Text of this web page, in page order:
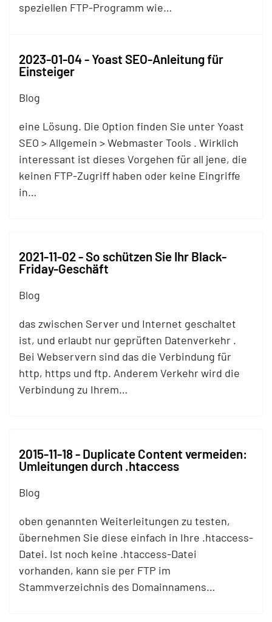
speziellen FTP-Programm wie…
2023-01-04 - Yoast SEO-Anleitung für
Einsteiger
Blog
eine Lösung. Die Option finden Sie unter Yoast
SEO > Allgemein > Webmaster Tools . Wirklich
interessant ist dieses Vorgehen für all jene, die
keinen FTP-Zugriff haben oder keine Eingriffe
in…
2021-11-02 - So schützen Sie Ihr Black-
Friday-Geschäft
Blog
das zwischen Server und Internet geschaltet
ist, und erlaubt nur geprüften Datenverkehr .
Bei Webservern sind das die Verbindung für
http, https und ftp. Anderem Verkehr wird die
Verbindung zu Ihrem…
2015-11-18 - Duplicate Content vermeiden:
Umleitungen durch .htaccess
Blog
oben genannten Weiterleitungen zu testen,
übernehmen Sie diese einfach in Ihre .htaccess-
Datei. Ist noch keine .htaccess-Datei
vorhanden, kann sie per FTP im
Stammverzeichnis des Domainnamens…